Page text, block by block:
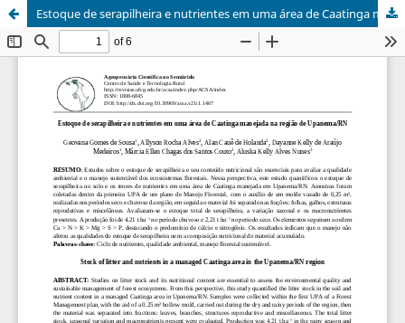
Estoque de serapilheira e nutrientes em uma área de Caatinga manejada na região de Upanema/RN